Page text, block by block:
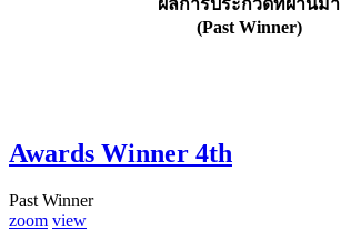
ผลการประกวดที่ผ่านมา
(Past Winner)
Awards Winner 4th
Past Winner
zoom view